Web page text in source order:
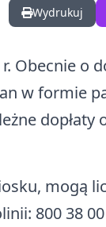
Wydrukuj
Obecnie o
w formie
dopłaty
mogą
800 38